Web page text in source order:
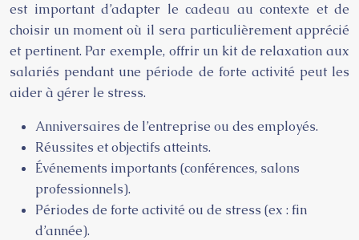
est important d’adapter le cadeau au contexte et de
choisir un moment où il sera particulièrement apprécié
et pertinent. Par exemple, offrir un kit de relaxation aux
salariés pendant une période de forte activité peut les
aider à gérer le stress.
Anniversaires de l’entreprise ou des employés.
Réussites et objectifs atteints.
Événements importants (conférences, salons
professionnels).
Périodes de forte activité ou de stress (ex : fin
d’année).